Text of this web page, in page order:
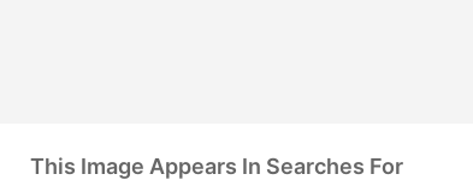
This Image Appears In Searches For